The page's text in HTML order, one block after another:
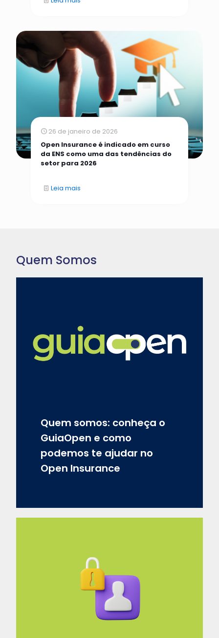
26 de janeiro de 2026
Open Insurance é indicado em curso
da ENS como uma das tendências do
setor para 2026
Leia mais
Quem Somos
Quem somos: conheça o
GuiaOpen e como
podemos te ajudar no
Open Insurance